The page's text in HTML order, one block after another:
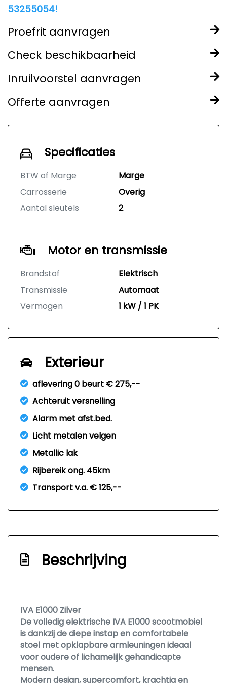
53255054!
Proefrit aanvragen
Check beschikbaarheid
Inruilvoorstel aanvragen
Offerte aanvragen
Specificaties
BTW of Marge
Marge
Carrosserie
Overig
Aantal sleutels
2
Motor en transmissie
Brandstof
Elektrisch
Transmissie
Automaat
Vermogen
1 kW / 1 PK
Exterieur
aflevering 0 beurt € 275,--
Achteruit versnelling
Alarm met afst.bed.
Licht metalen velgen
Metallic lak
Rijbereik ong. 45km
Transport v.a. € 125,--
Beschrijving
IVA E1000 Zilver
De volledig elektrische IVA E1000 scootmobiel
is dankzij de diepe instap en comfortabele
stoel met opklapbare armleuningen ideaal
voor oudere of lichamelijk gehandicapte
mensen.
Modern design, supercomfort, krachtig en